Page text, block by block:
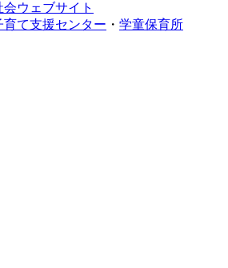
ウェブサイト
育て支援センター ・ 学童保育所